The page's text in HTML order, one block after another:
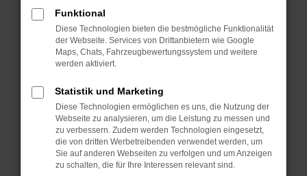
Manche Erweiterungen, wie Werbeblocker,
können das Laden bestimmter Seiten
verhindern. Funktioniert die Seite in einem
anderen Browser oder in einem privaten
Fenster?
Starte dein Gerät neu.
Das kann manchmal helfen, vorübergehende
Probleme zu beheben.
Stelle sicher, dass dein Browser und dein
Betriebssystem auf dem neuesten Stand
sind.
Funktional
Diese Technologien bieten die bestmögliche Funktionalität
der Webseite. Services von Drittanbietern wie Google
Maps, Chats, Fahrzeugbewertungssystem und weitere
werden aktiviert.
Statistik und Marketing
Diese Technologien ermöglichen es uns, die Nutzung der
Webseite zu analysieren, um die Leistung zu messen und
zu verbessern. Zudem werden Technologien eingesetzt,
die von dritten Werbetreibenden verwendet werden, um
Sie auf anderen Webseiten zu verfolgen und um Anzeigen
zu schalten, die für Ihre Interessen relevant sind.